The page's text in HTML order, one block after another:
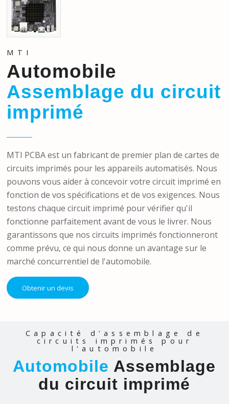
MTI
Automobile
Assemblage du circuit
imprimé
MTI PCBA est un fabricant de premier plan de cartes de
circuits imprimés pour les appareils automatisés. Nous
pouvons vous aider à concevoir votre circuit imprimé en
fonction de vos spécifications et de vos exigences. Nous
testons chaque circuit imprimé pour vérifier qu'il
fonctionne parfaitement avant de vous le livrer. Nous
garantissons que nos circuits imprimés fonctionneront
comme prévu, ce qui nous donne un avantage sur le
marché concurrentiel de l'automobile.
Obtenir un devis
Capacité d'assemblage de
circuits imprimés pour
l'automobile
Automobile Assemblage
du circuit imprimé